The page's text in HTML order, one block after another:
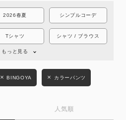
2026春夏 シンプルコーデ
Tシャツ シャツ / ブラウス
もっと見る
BINGOYA カラーパンツ
人気順